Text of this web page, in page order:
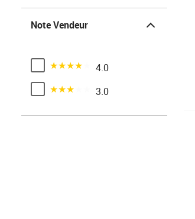
Livoo
Note Vendeur
Noté 4 sur 54.0
Noté 3 sur 53.0